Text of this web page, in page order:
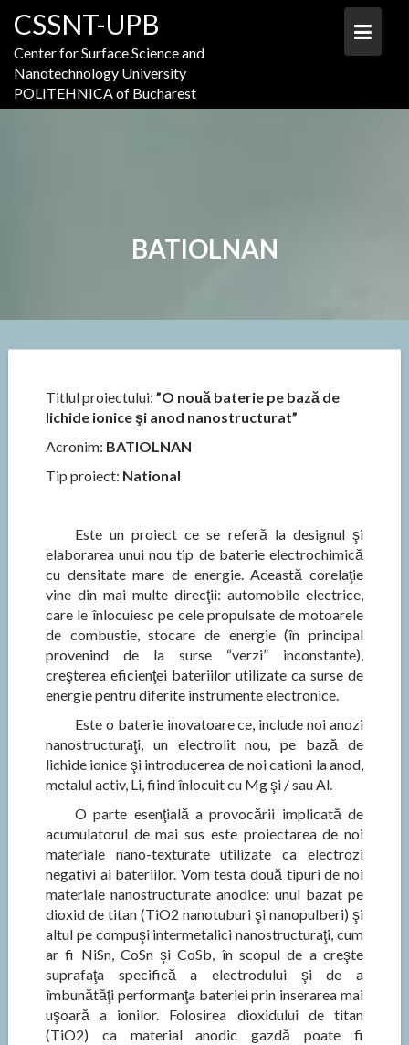
content
CSSNT-UPB
Center for Surface Science and
Nanotechnology University
POLITEHNICA of Bucharest
BATIOLNAN
Titlul proiectului: ”O nouă baterie pe bază de
lichide ionice şi anod nanostructurat”
Acronim: BATIOLNAN
Tip proiect: National
Este un proiect ce se referă la designul şi
elaborarea unui nou tip de baterie electrochimică
cu densitate mare de energie. Această corelaţie
vine din mai multe direcţii: automobile electrice,
care le înlocuiesc pe cele propulsate de motoarele
de combustie, stocare de energie (în principal
provenind de la surse “verzi” inconstante),
creşterea eficienţei bateriilor utilizate ca surse de
energie pentru diferite instrumente electronice.
Este o baterie inovatoare ce, include noi anozi
nanostructuraţi, un electrolit nou, pe bază de
lichide ionice şi introducerea de noi cationi la anod,
metalul activ, Li, fiind înlocuit cu Mg şi / sau Al.
O parte esenţială a provocării implicată de
acumulatorul de mai sus este proiectarea de noi
materiale nano-texturate utilizate ca electrozi
negativi ai bateriilor. Vom testa două tipuri de noi
materiale nanostructurate anodice: unul bazat pe
dioxid de titan (TiO2 nanotuburi şi nanopulberi) şi
altul pe compuşi intermetalici nanostructuraţi, cum
ar fi NiSn, CoSn şi CoSb, în scopul de a creşte
suprafaţa specifică a electrodului şi de a
îmbunătăţi performanţa bateriei prin inserarea mai
uşoară a ionilor. Folosirea dioxidului de titan
(TiO2) ca material anodic gazdă poate fi